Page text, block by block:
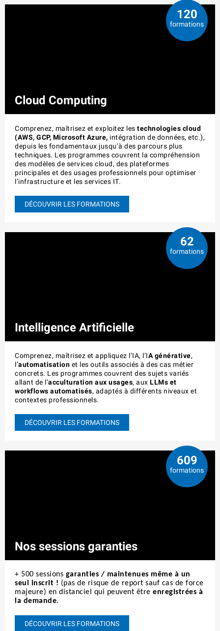
120
formations
Cloud Computing
Comprenez, maîtrisez et exploitez les technologies cloud
(AWS, GCP, Microsoft Azure, intégration de données, etc.),
depuis les fondamentaux jusqu’à des parcours plus
techniques. Les programmes couvrent la compréhension
des modèles de services cloud, des plateformes
principales et des usages professionnels pour optimiser
l’infrastructure et les services IT.
DÉCOUVRIR LES FORMATIONS
62
formations
Intelligence Artificielle
Comprenez, maîtrisez et appliquez l’IA, l’IA générative,
l’automatisation et les outils associés à des cas métier
concrets. Les programmes couvrent des sujets variés
allant de l’acculturation aux usages, aux LLMs et
workflows automatisés, adaptés à différents niveaux et
contextes professionnels.
DÉCOUVRIR LES FORMATIONS
609
formations
Nos sessions garanties
+ 500 sessions garanties / maintenues même à un
seul inscrit ! (pas de risque de report sauf cas de force
majeure) en distanciel qui peuvent être enregistrées à
la demande.
DÉCOUVRIR LES FORMATIONS